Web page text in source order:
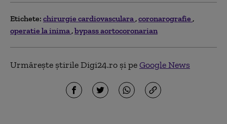
Etichete: chirurgie cardiovasculara coronarografie
operatie la inima bypass aortocoronarian
Urmărește știrile Digi24.ro și peGoogle News